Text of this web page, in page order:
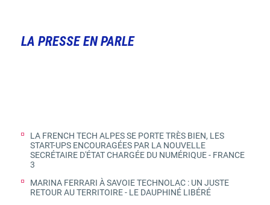
LA PRESSE EN PARLE
LA FRENCH TECH ALPES SE PORTE TRÈS BIEN, LES
START-UPS ENCOURAGÉES PAR LA NOUVELLE
SECRÉTAIRE D'ÉTAT CHARGÉE DU NUMÉRIQUE - FRANCE
3
MARINA FERRARI À SAVOIE TECHNOLAC : UN JUSTE
RETOUR AU TERRITOIRE - LE DAUPHINÉ LIBÉRÉ